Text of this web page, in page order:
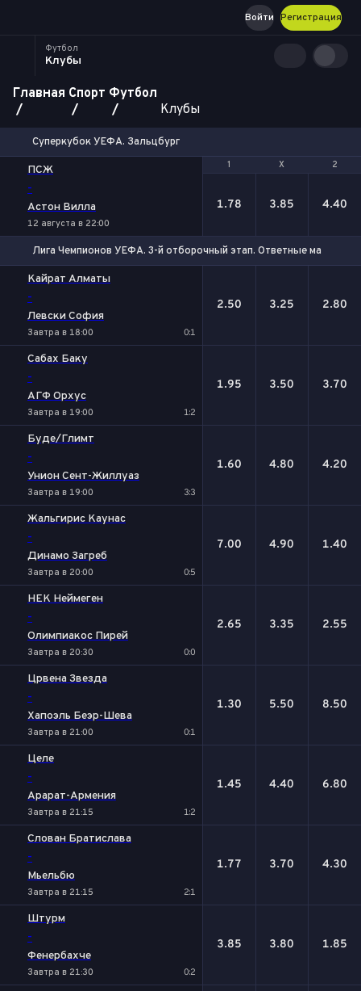
Регистрация
Войти
Футбол
Клубы
Главная Спорт Футбол
Клубы
Суперкубок УЕФА. Зальцбург
1 Х 2
ПСЖ
-
Астон Вилла
12 августа в 22:00
1 Х 2
1.78 3.85 4.40
Лига Чемпионов УЕФА. 3-й отборочный этап. Ответные матчи
Кайрат Алматы
-
Левски София
Завтра в 18:00 0:1
2.50 3.25 2.80
Сабах Баку
-
АГФ Орхус
Завтра в 19:00 1:2
1.95 3.50 3.70
Буде/Глимт
-
Унион Сент-Жиллуаз
Завтра в 19:00 3:3
1.60 4.80 4.20
Жальгирис Каунас
-
Динамо Загреб
Завтра в 20:00 0:5
7.00 4.90 1.40
НЕК Неймеген
-
Олимпиакос Пирей
Завтра в 20:30 0:0
2.65 3.35 2.55
Црвена Звезда
-
Хапоэль Беэр-Шева
Завтра в 21:00 0:1
1.30 5.50 8.50
Целе
-
Арарат-Армения
Завтра в 21:15 1:2
1.45 4.40 6.80
Слован Братислава
-
Мьельбю
Завтра в 21:15 2:1
1.77 3.70 4.30
Штурм
-
Фенербахче
Завтра в 21:30 0:2
3.85 3.80 1.85